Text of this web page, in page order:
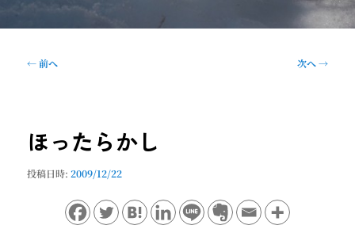
投
ー
ョ
←前へ 次へ→
ほったらかし
投稿日時:2009/12/22